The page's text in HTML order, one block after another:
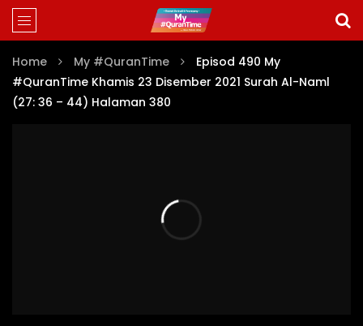
Home My #QuranTime
Episod 490 My
#QuranTime Khamis 23 Disember 2021 Surah Al-Naml
(27: 36 – 44) Halaman 380